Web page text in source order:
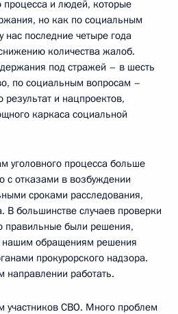
процесса и людей, которые
но как по социальным
нас последние четыре года
количества жалоб.
под стражей – в шесть
по социальным вопросам –
результат и нацпроектов,
каркаса социальной
уголовного процесса больше
с отказами в возбуждении
сроками расследования,
В большинстве случаев проверки
правильные были решения,
нашим обращениям решения
прокурорского надзора.
направлении работать.
участников СВО. Много проблем